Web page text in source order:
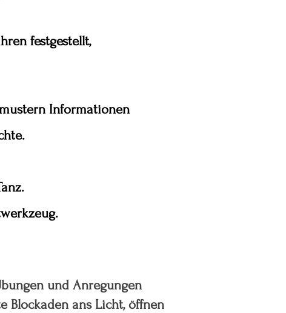
festgestellt,
Informationen
und Anregungen
Blockaden ans Licht, öffnen